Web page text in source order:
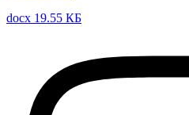
docx 19.55 КБ